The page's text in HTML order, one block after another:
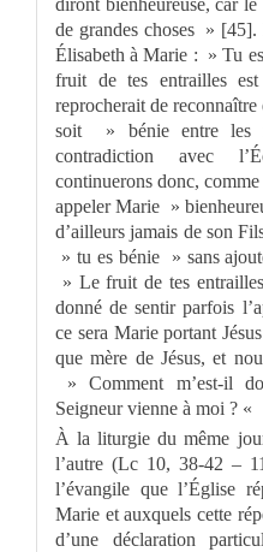
diront bienheureuse, car
de grandes choses »
Élisabeth à Marie : » Tu
fruit de tes entrailles
reprocherait de
soit » bénie entre les
contradiction avec
continuerons donc,
appeler Marie »
d’ailleurs jamais de son
» tu es bénie » sans
» Le fruit de tes
donné de sentir parfois
ce sera Marie portant
que mère de Jésus, et
» Comment m’est-il
Seigneur vienne à moi ? «
À la liturgie du même
l’autre (Lc 10, 38-42 –
l’évangile que l’Église
Marie et auxquels cette
d’une déclaration